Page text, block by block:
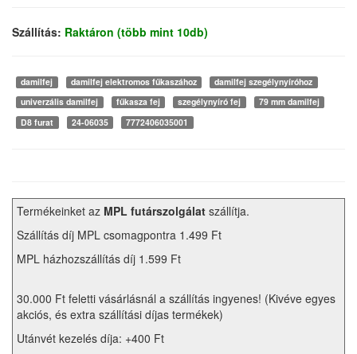
Szállítás: Raktáron (több mint 10db)
damilfej damilfej elektromos fűkaszához
damilfej szegélynyíróhoz
univerzális damilfej
fűkasza fej szegélynyíró fej
79 mm damilfej
D8 furat
24-06035 7772406035001
Termékeinket az MPL futárszolgálat szállítja.
Szállítás díj MPL csomagpontra 1.499 Ft
MPL házhozszállítás díj 1.599 Ft
30.000 Ft feletti vásárlásnál a szállítás ingyenes! (Kivéve egyes
akciós, és extra szállítási díjas termékek)
Utánvét kezelés díja: +400 Ft